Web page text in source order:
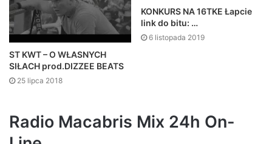
ST KWT – O WŁASNYCH
SIŁACH prod.DIZZEE BEATS
25 lipca 2018
KONKURS NA 16TKE Łapcie
link do bitu: …
6 listopada 2019
Radio Macabris Mix 24h On-